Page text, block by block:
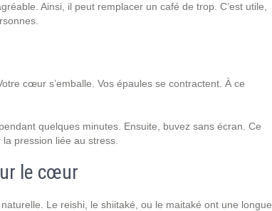
Ainsi, il peut remplacer un café de trop. C’est utile,
cœur s’emballe. Vos épaules se contractent. À ce
quelques minutes. Ensuite, buvez sans écran. Ce
pression liée au stress.
le cœur
Le reishi, le shiitaké, ou le maitaké ont une longue